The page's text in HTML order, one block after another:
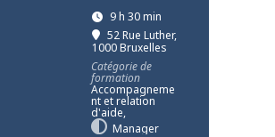
9 h 30 min
52 Rue Luther,
1000 Bruxelles
Catégorie de
formation
Accompagneme
nt et relation
d'aide,
Manager